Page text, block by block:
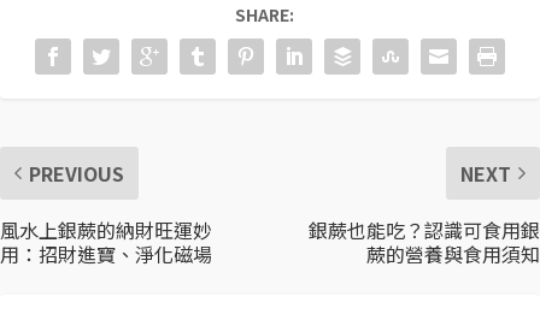
SHARE:
PREVIOUS
風水上銀蕨的納財旺運妙
用：招財進寶、淨化磁場
NEXT
銀蕨也能吃？認識可食用銀
蕨的營養與食用須知